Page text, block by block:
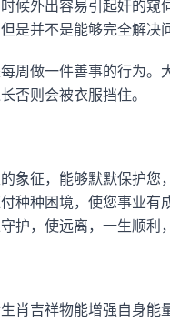
候外出容易引起奸的
是并不是能够完全解决
周做一件善事的行为
否则会被衣服挡住。
象征，能够默默保护
种种困境，使您事业
护，使远离，一生顺利
肖吉祥物能增强自身